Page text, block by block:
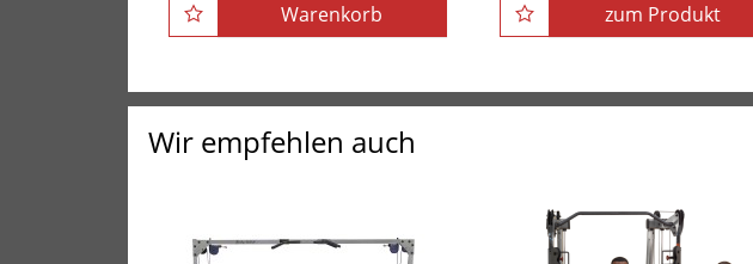
Warenkorb zum Produkt
Wir empfehlen auch